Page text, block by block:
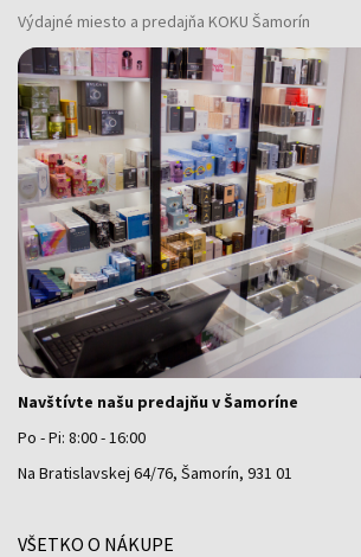
Výdajné miesto a predajňa KOKU Šamorín
Navštívte našu predajňu v Šamoríne
Po - Pi: 8:00 - 16:00
Na Bratislavskej 64/76, Šamorín, 931 01
VŠETKO O NÁKUPE